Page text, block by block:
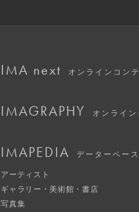
IMA next オンラインコン
IMAGRAPHY オンライ
IMAPEDIA データーベース
アーティスト
ギャラリー・美術館・書店
写真集